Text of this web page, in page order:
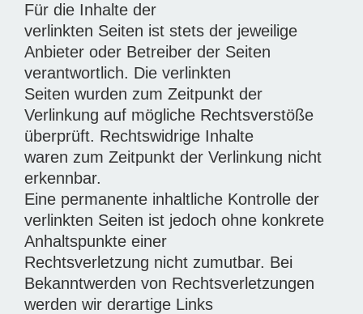
Für die Inhalte der
verlinkten Seiten ist stets der jeweilige
Anbieter oder Betreiber der Seiten
verantwortlich. Die verlinkten
Seiten wurden zum Zeitpunkt der
Verlinkung auf mögliche Rechtsverstöße
überprüft. Rechtswidrige Inhalte
waren zum Zeitpunkt der Verlinkung nicht
erkennbar.
Eine permanente inhaltliche Kontrolle der
verlinkten Seiten ist jedoch ohne konkrete
Anhaltspunkte einer
Rechtsverletzung nicht zumutbar. Bei
Bekanntwerden von Rechtsverletzungen
werden wir derartige Links